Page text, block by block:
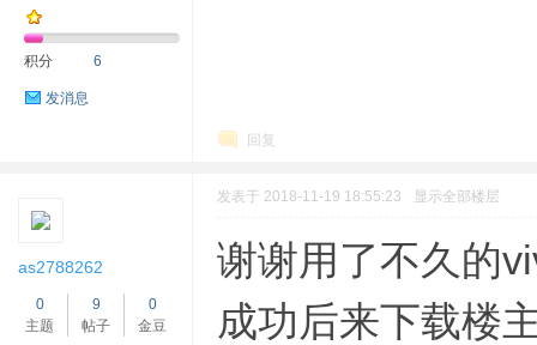
积分 6
发消息
回复
as2788262
0
主题
9
帖子
0
金豆
发表于 2018-11-19 18:55:23 显示全部楼层
谢谢用了不久的
成功后来下载楼